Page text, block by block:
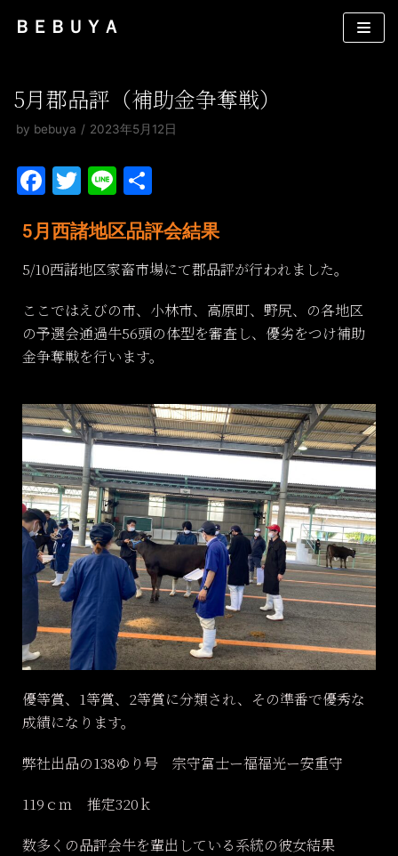
コ
ン
ツ
へ
キ
プ
ＢＥＢＵＹＡ
5月郡品評（補助金争奪戦）
by bebuya 2023年5月12日
F
c
e
o
o
T
itt
er
Li
e
5月西諸地区品評会結果
5/10西諸地区家畜市場にて郡品評が行われました。
ここではえびの市、小林市、高原町、野尻、の各地区
の予選会通過牛56頭の体型を審査し、優劣をつけ補助
金争奪戦を行います。
優等賞、1等賞、2等賞に分類され、その準番で優秀な
成績になります。
弊社出品の138ゆり号 宗守富士ー福福光ー安重守
119ｃｍ 推定320ｋ
数多くの品評会牛を輩出している系統の彼女結果